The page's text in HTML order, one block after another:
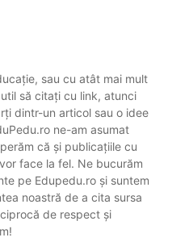
sau cu atât mai mult
să citați cu link, atunci
dintr-un articol sau o idee
ne-am asumat
că și publicațiile cu
face la fel. Ne bucurăm
pe Edupedu.ro și suntem
noastră de a cita sursa
de respect și